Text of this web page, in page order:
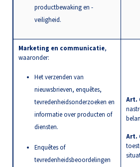
productbewaking en -
veiligheid.
Marketing en communicatie,
waaronder:
Het verzenden van
nieuwsbrieven, enquêtes,
tevredenheidsonderzoeken en
informatie over producten of
diensten.
Enquêtes of
tevredenheidsbeoordelingen
Art.
Art.